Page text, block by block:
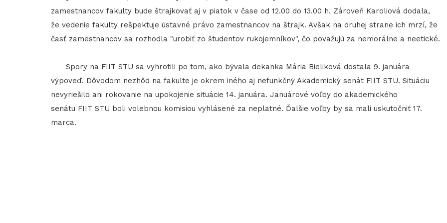
zamestnancov fakulty bude štrajkovať aj v piatok v čase od 12.00 do 13.00 h. Zároveň Karoliová dodala,
že vedenie fakulty rešpektuje ústavné právo zamestnancov na štrajk. Avšak na druhej strane ich mrzí, že
časť zamestnancov sa rozhodla "urobiť zo študentov rukojemníkov", čo považujú za nemorálne a neetické.
Spory na FIIT STU sa vyhrotili po tom, ako bývala dekanka Mária Bieliková dostala 9. januára
výpoveď. Dôvodom nezhôd na fakulte je okrem iného aj nefunkčný Akademický senát FIIT STU. Situáciu
nevyriešilo ani rokovanie na upokojenie situácie 14. januára. Januárové voľby do akademického
senátu FIIT STU boli volebnou komisiou vyhlásené za neplatné. Ďalšie voľby by sa mali uskutočniť 17.
marca.